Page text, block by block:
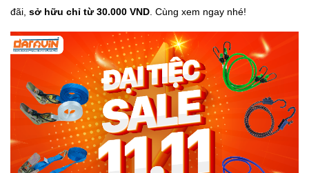
đãi, sở hữu chỉ từ 30.000 VND . Cùng xem ngay nhé!